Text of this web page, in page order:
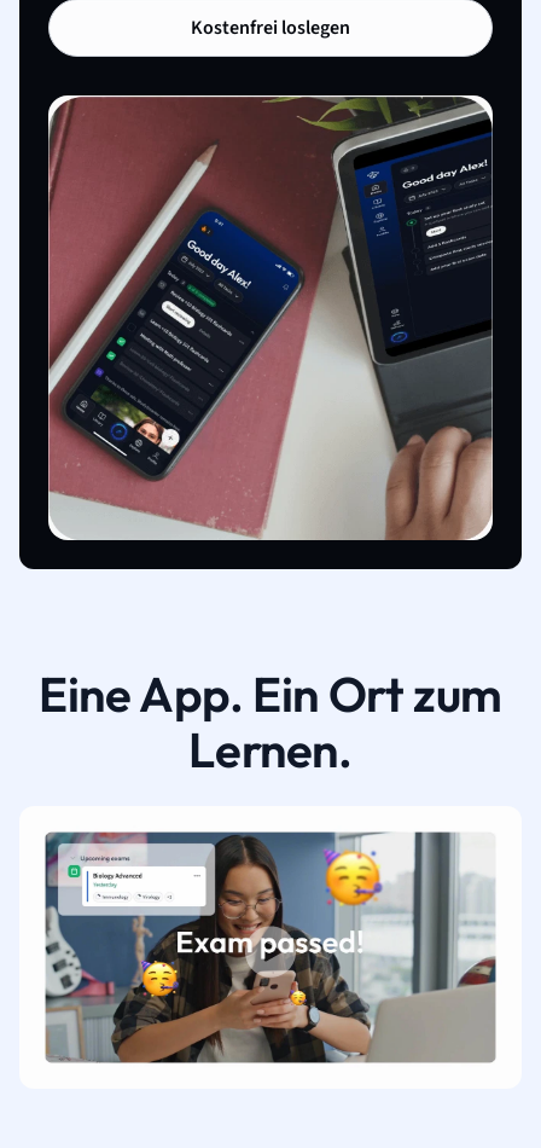
Kostenfrei loslegen
Eine App. Ein Ort zum
Lernen.